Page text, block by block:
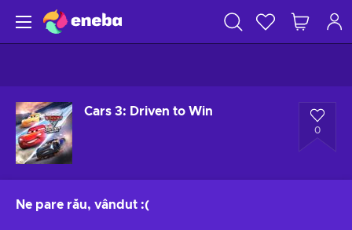
Cars 3: Driven to Win
0
Ne pare rău, vândut :(